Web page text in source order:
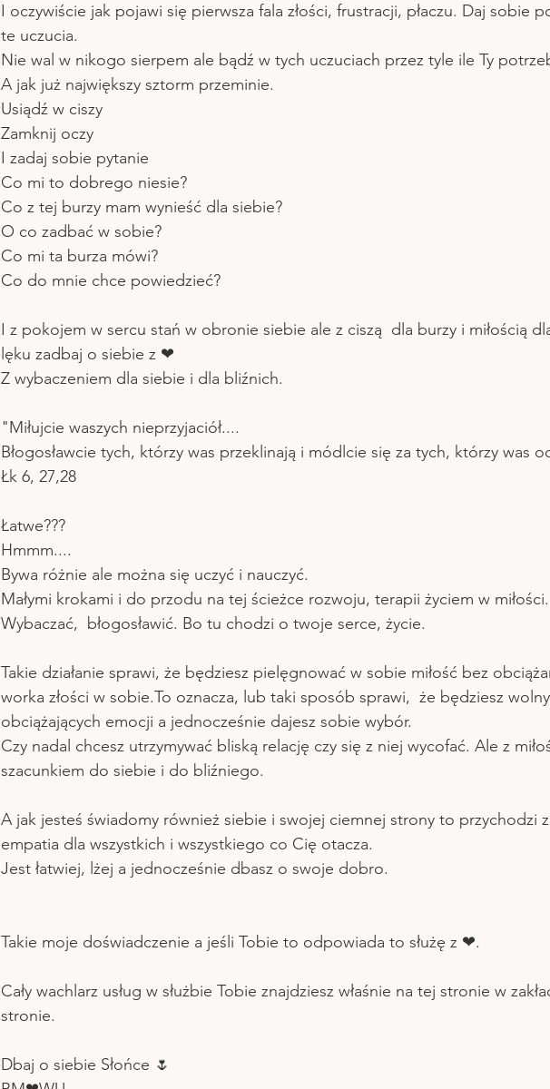
I oczywiście jak pojawi się pierwsza fala złości, frustracji, płaczu. Daj sobie
te uczucia.
Nie wal w nikogo sierpem ale bądź w tych uczuciach przez tyle ile Ty
A jak już największy sztorm przeminie.
Usiądź w ciszy
Zamknij oczy
I zadaj sobie pytanie
Co mi to dobrego niesie?
Co z tej burzy mam wynieść dla siebie?
O co zadbać w sobie?
Co mi ta burza mówi?
Co do mnie chce powiedzieć?
I z pokojem w sercu stań w obronie siebie ale z ciszą  dla burzy i miłością
lęku zadbaj o siebie z ❤
Z wybaczeniem dla siebie i dla bliźnich.
"Miłujcie waszych nieprzyjaciół....
Błogosławcie tych, którzy was przeklinają i módlcie się za tych, którzy was
Łk 6, 27,28
Łatwe???
Hmmm....
Bywa różnie ale można się uczyć i nauczyć.
Małymi krokami i do przodu na tej ścieżce rozwoju, terapii życiem w miłości.
Wybaczać,  błogosławić. Bo tu chodzi o twoje serce, życie.
Takie działanie sprawi, że będziesz pielęgnować w sobie miłość bez
worka złości w sobie.To oznacza, lub taki sposób sprawi,  że będziesz
obciążających emocji a jednocześnie dajesz sobie wybór.
Czy nadal chcesz utrzymywać bliską relację czy się z niej wycofać. Ale z
szacunkiem do siebie i do bliźniego.
A jak jesteś świadomy również siebie i swojej ciemnej strony to przychodzi
empatia dla wszystkich i wszystkiego co Cię otacza.
Jest łatwiej, lżej a jednocześnie dbasz o swoje dobro.
Takie moje doświadczenie a jeśli Tobie to odpowiada to służę z ❤.
Cały wachlarz usług w służbie Tobie znajdziesz właśnie na tej stronie w
stronie.
Dbaj o siebie Słońce 🌷